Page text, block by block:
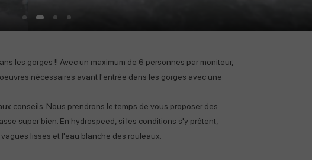
les gorges !! Avec un maximum de 6 personnes par moniteur,
nécessaires avant l'entrée dans les gorges avec une
conseils. Nous prendrons le temps de vous proposer des
super bien. En hydrospeed, si les conditions s'y prêtent,
lisses et l'eau blanche des rouleaux.